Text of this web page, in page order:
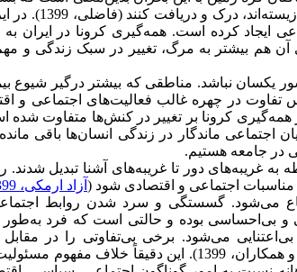
جهان تغییر کرده است و انسان‌ها باید خود را در مقام و موقعیتی
ایجاد کرده است. همه‌گیری کرونا در ایران به
هم بیشتر به مرگ، تغییر در سبک زندگی و
یکسان نباشد. مناطقی که بیشتر درگیر شیوع
تفاوت در چهره غالب فعالیت‌های اجتماعی و
کرونا بر تغییر در کنش‌ها متفاوت شده
اجتماعی ماندگار در زندگی انسان‌ها باقی
در جامعه هستیم.
غریبه‌های دور تا غریبه‌های آشنا تبدیل شدند.
اجتماعی و اقتصادی شود ( آزاد ارمکی، 1399
می‌شود. گسستگی و سرد شدن روابط
بی‌احساسی بوده و حالتی است که فرد به‌طور
می‌شود. برخی بی‌تفاوتی را در مقابل
نوع‌دوستی قرار داده و برخی دیگر آن را مقابل مفهوم مشارکت قرار می‌دهند (صفاریان و همکاران، 1399). این دقیقاً